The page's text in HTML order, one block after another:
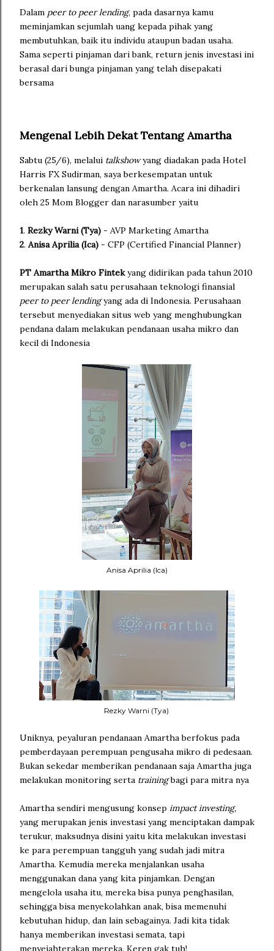
Dalam peer to peer lending, pada dasarnya kamu
meminjamkan sejumlah uang kepada pihak yang
membutuhkan, baik itu individu ataupun badan usaha.
Sama seperti pinjaman dari bank, return jenis investasi ini
berasal dari bunga pinjaman yang telah disepakati
bersama
Mengenal Lebih Dekat Tentang Amartha
Sabtu (25/6), melalui talkshowyang diadakan pada Hotel
Harris FX Sudirman, saya berkesempatan untuk
berkenalan lansung dengan Amartha. Acara ini dihadiri
oleh 25 Mom Blogger dan narasumber yaitu
1. Rezky Warni (Tya) - AVP Marketing Amartha
2. Anisa Aprilia (Ica) - CFP (Certified Financial Planner)
PT Amartha Mikro Fintekyang didirikan pada tahun 2010
merupakan salah satu perusahaan teknologi finansial
peer to peer lendingyang ada di Indonesia. Perusahaan
tersebut menyediakan situs web yang menghubungkan
pendana dalam melakukan pendanaan usaha mikro dan
kecil di Indonesia
Anisa Aprilia (Ica)
Rezky Warni (Tya)
Uniknya, peyaluran pendanaan Amartha berfokus pada
pemberdayaan perempuan pengusaha mikro di pedesaan.
Bukan sekedar memberikan pendanaan saja Amartha juga
melakukan monitoring serta trainingbagi para mitra nya
Amartha sendiri mengusung konsep impact investing,
yang merupakan jenis investasi yang menciptakan dampak
terukur, maksudnya disini yaitu kita melakukan investasi
ke para perempuan tangguh yang sudah jadi mitra
Amartha. Kemudia mereka menjalankan usaha
menggunakan dana yang kita pinjamkan. Dengan
mengelola usaha itu, mereka bisa punya penghasilan,
sehingga bisa menyekolahkan anak, bisa memenuhi
kebutuhan hidup, dan lain sebagainya. Jadi kita tidak
hanya memberikan investasi semata, tapi
menyejahterakan mereka. Keren gak tuh!